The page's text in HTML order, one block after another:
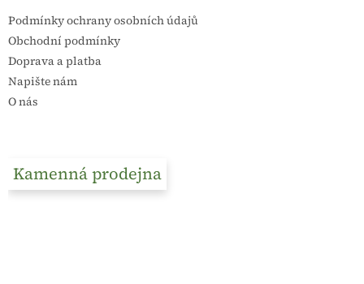
Podmínky ochrany osobních údajů
Obchodní podmínky
Doprava a platba
Napište nám
O nás
Kamenná prodejna